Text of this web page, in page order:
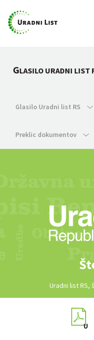
GLASILO URADNI LIST
Glasilo Uradni list RS
Preklic dokumentov
Uradni list RS,